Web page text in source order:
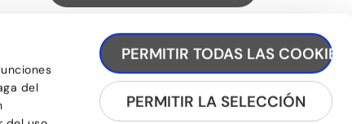
del
PERMITIR TODAS LAS COOKIES
PERMITIR LA SELECCIÓN